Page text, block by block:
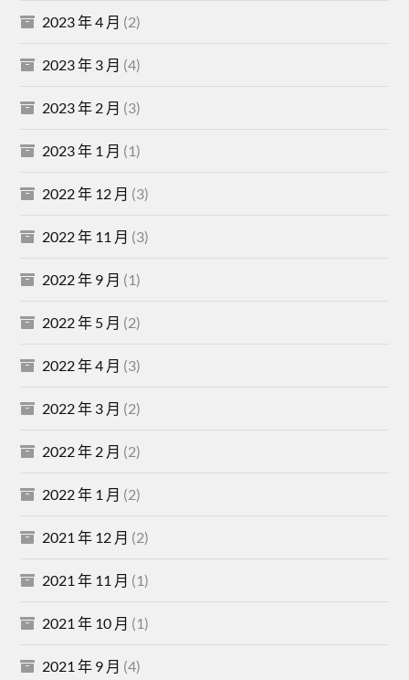
2023 年 4 月 (2)
2023 年 3 月 (4)
2023 年 2 月 (3)
2023 年 1 月 (1)
2022 年 12 月 (3)
2022 年 11 月 (3)
2022 年 9 月 (1)
2022 年 5 月 (2)
2022 年 4 月 (3)
2022 年 3 月 (2)
2022 年 2 月 (2)
2022 年 1 月 (2)
2021 年 12 月 (2)
2021 年 11 月 (1)
2021 年 10 月 (1)
2021 年 9 月 (4)